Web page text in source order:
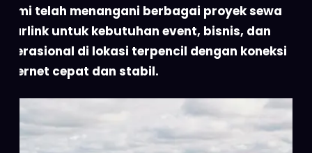
Kami telah menangani berbagai proyek sewa
Starlink untuk kebutuhan event, bisnis, dan
operasional di lokasi terpencil dengan koneksi
internet cepat dan stabil.